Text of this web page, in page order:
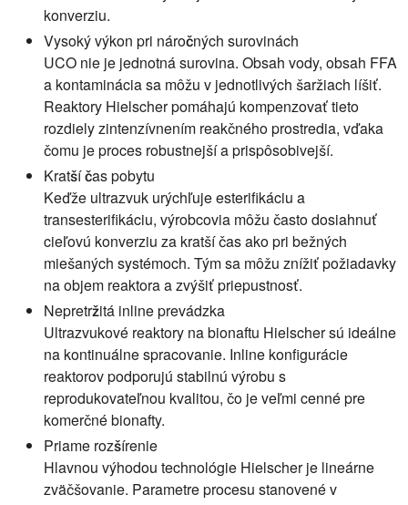
konverziu.
Vysoký výkon pri náročných surovinách
UCO nie je jednotná surovina. Obsah vody, obsah FFA
a kontaminácia sa môžu v jednotlivých šaržiach líšiť.
Reaktory Hielscher pomáhajú kompenzovať tieto
rozdiely zintenzívnením reakčného prostredia, vďaka
čomu je proces robustnejší a prispôsobivejší.
Kratší čas pobytu
Keďže ultrazvuk urýchľuje esterifikáciu a
transesterifikáciu, výrobcovia môžu často dosiahnuť
cieľovú konverziu za kratší čas ako pri bežných
miešaných systémoch. Tým sa môžu znížiť požiadavky
na objem reaktora a zvýšiť priepustnosť.
Nepretržitá inline prevádzka
Ultrazvukové reaktory na bionaftu Hielscher sú ideálne
na kontinuálne spracovanie. Inline konfigurácie
reaktorov podporujú stabilnú výrobu s
reprodukovateľnou kvalitou, čo je veľmi cenné pre
komerčné bionafty.
Priame rozšírenie
Hlavnou výhodou technológie Hielscher je lineárne
zväčšovanie. Parametre procesu stanovené v